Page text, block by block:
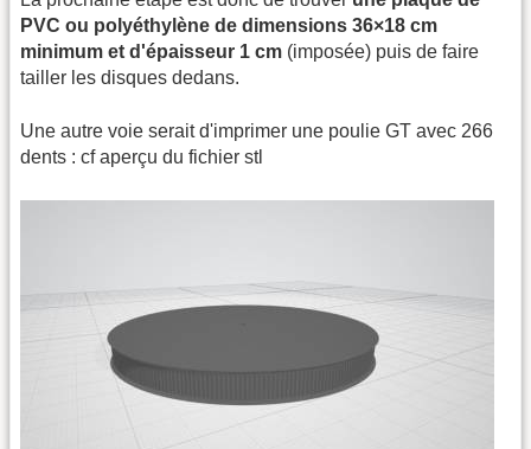
PVC ou polyéthylène de dimensions 36×18 cm
minimum et d'épaisseur 1 cm (imposée) puis de faire
tailler les disques dedans.
Une autre voie serait d'imprimer une poulie GT avec 266
dents : cf aperçu du fichier stl